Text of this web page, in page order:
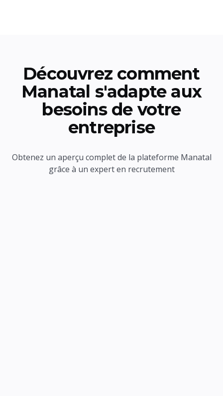
Découvrez comment
Manatal s'adapte aux
besoins de votre
entreprise
Obtenez un aperçu complet de la plateforme Manatal
grâce à un expert en recrutement